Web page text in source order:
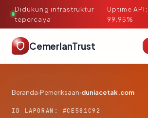
Didukung infrastruktur
tepercaya
·
Uptime API:
99.95%
CemerlanTrust
Beranda›Pemeriksaan›duniacetak.com
ID LAPORAN: #CE581C92